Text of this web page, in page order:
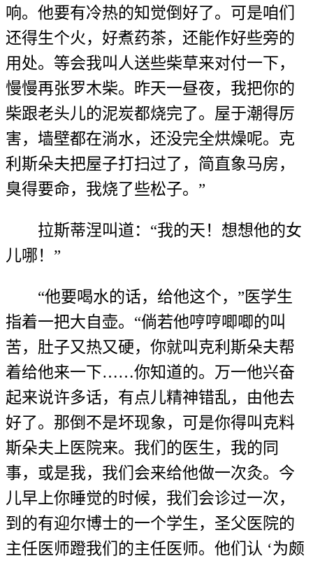
响。他要有冷热的知觉倒好了。可是咱们
还得生个火，好煮药茶，还能作好些旁的
用处。等会我叫人送些柴草来对付一下，
慢慢再张罗木柴。昨天一昼夜，我把你的
柴跟老头儿的泥炭都烧完了。屋于潮得厉
害，墙壁都在淌水，还没完全烘燥呢。克
利斯朵夫把屋子打扫过了，简直象马房，
臭得要命，我烧了些松子。”
拉斯蒂涅叫道：“我的天！想想他的女
儿哪！”
“他要喝水的话，给他这个，”医学生
指着一把大自壶。“倘若他哼哼唧唧的叫
苦，肚子又热又硬，你就叫克利斯朵夫帮
着给他来一下……你知道的。万一他兴奋
起来说许多话，有点儿精神错乱，由他去
好了。那倒不是坏现象，可是你得叫克料
斯朵夫上医院来。我们的医生，我的同
事，或是我，我们会来给他做一次灸。今
儿早上你睡觉的时候，我们会诊过一次，
到的有迎尔博士的一个学生，圣父医院的
主任医师蹬我们的主任医师。他们认 ‘为颇